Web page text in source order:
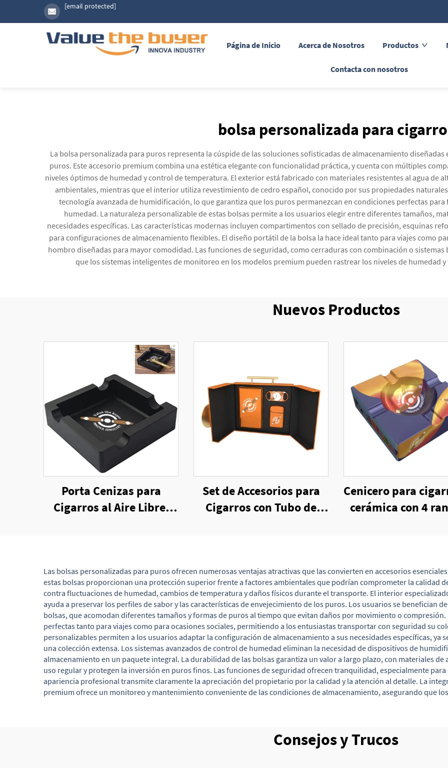
[email protected]
Página de Inicio Acerca de Nosotros Productos
Contacta con nosotros
bolsa personalizada para
La bolsa personalizada para puros representa la cúspide de las soluciones sofisticadas de almacenamiento
puros. Este accesorio premium combina una estética elegante con funcionalidad práctica, y cuenta con múltiples
niveles óptimos de humedad y control de temperatura. El exterior está fabricado con materiales resistentes al agua de
ambientales, mientras que el interior utiliza revestimiento de cedro español, conocido por sus propiedades
tecnología avanzada de humidificación, lo que garantiza que los puros permanezcan en condiciones perfectas
humedad. La naturaleza personalizable de estas bolsas permite a los usuarios elegir entre diferentes tamaños,
necesidades específicas. Las características modernas incluyen compartimentos con sellado de precisión, esquinas
para configuraciones de almacenamiento flexibles. El diseño portátil de la bolsa la hace ideal tanto para viajes como
hombro diseñadas para mayor comodidad. Las funciones de seguridad, como cerraduras con combinación o
que los sistemas inteligentes de monitoreo en los modelos premium pueden rastrear los niveles de humedad
Nuevos Productos
Porta Cenizas para
Cigarros al Aire Libre,
Set de Accesorios para
Cigarros con Tubo de
Cenicero para
cerámica con 4
Las bolsas personalizadas para puros ofrecen numerosas ventajas atractivas que las convierten en accesorios
estas bolsas proporcionan una protección superior frente a factores ambientales que podrían comprometer la calidad
contra fluctuaciones de humedad, cambios de temperatura y daños físicos durante el transporte. El interior
ayuda a preservar los perfiles de sabor y las características de envejecimiento de los puros. Los usuarios se benefician
bolsas, que acomodan diferentes tamaños y formas de puros al tiempo que evitan daños por movimiento o
perfectas tanto para viajes como para ocasiones sociales, permitiendo a los entusiastas transportar con seguridad su
personalizables permiten a los usuarios adaptar la configuración de almacenamiento a sus necesidades específicas, ya
una colección extensa. Los sistemas avanzados de control de humedad eliminan la necesidad de dispositivos de
almacenamiento en un paquete integral. La durabilidad de las bolsas garantiza un valor a largo plazo, con materiales
uso regular y protegen la inversión en puros finos. Las funciones de seguridad ofrecen tranquilidad, especialmente
apariencia profesional transmite claramente la apreciación del propietario por la calidad y la atención al detalle. La
premium ofrece un monitoreo y mantenimiento conveniente de las condiciones de almacenamiento, asegurando que
Consejos y Trucos